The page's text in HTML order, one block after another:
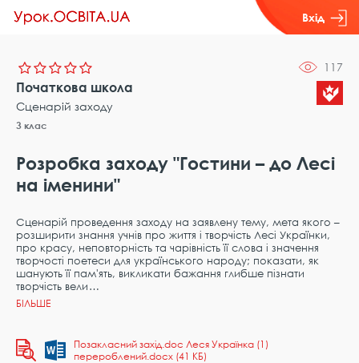
Вхід
117
Початкова школа
Сценарій заходу
3 клас
Розробка заходу "Гостини – до Лесі
на іменини"
Сценарій проведення заходу на заявлену тему, мета якого –
розширити знання учнів про життя і творчість Лесі Українки,
про красу, неповторність та чарівність її слова і значення
творчості поетеси для українського народу; показати, як
шанують її пам'ять, викликати бажання глибше пізнати
творчість вели
Позакласний захід.doc Леся Українка (1)
перероблений.docx (41 КБ)